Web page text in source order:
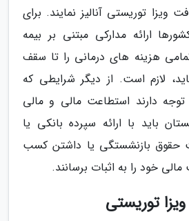
ویزا توریستی آنالیز نمایند. برای
ارائه مدارکی مبتنی بر بیمه
هزینه های درمانی را تا سقف
لازم است. از دیگر شرایطی که
دارند استطاعت مالی و مالی
باید با ارائه سپرده بانکی یا
حقوق بازنشستگی یا داشتن کسب
خود را به اثبات برسانند.
توریستی